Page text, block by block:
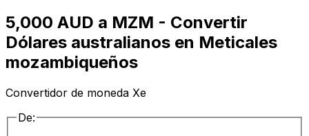
5,000 AUD a MZM - Convertir
Dólares australianos en Meticales
mozambiqueños
Convertidor de moneda Xe
De: